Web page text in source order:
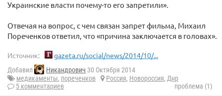
Украинские власти почему-то его запретили».
Отвечая на вопрос, с чем связан запрет фильма, Михаил
Пореченков ответил, что «причина заключается в головах».
Источник: gazeta.ru/social/news/2014/10/...
Добавил Никандрович 30 Октября 2014
медикаменты, пореченков Россия, Новороссия, Днр
5 комментариев
проблема (1)